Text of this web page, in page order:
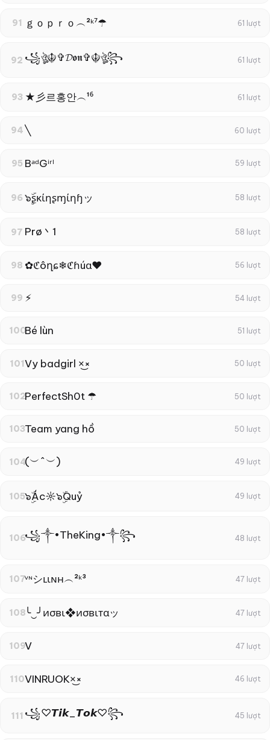
91 ｇｏｐｒｏ︵²ᵏ⁷☂ 61 lượt
92 ꧁ঔৣ☬✞𝓓𝖔𝖓✞☬ঔৣ꧂ 61 lượt
93 ★彡르홍안︵¹⁶ 61 lượt
94╲ 60 lượt
95 BᵃᵈGⁱʳˡ 59 lượt
96 ๖ۣۜʂκίηʂɱίηɧッ 58 lượt
97 Prø丶1 58 lượt
98 ✿ℭôղɕ❄ℭɦúɑ❤ 56 lượt
99 ⚡︎ 54 lượt
100Bé lùn 51 lượt
101 Vy badgirl ×͜× 50 lượt
102PerfectSh0t ☂ 50 lượt
103Team yang hồ 50 lượt
104(︶^︶) 49 lượt
105๖ۣۜÁc☼๖ۣۜQuỷ 49 lượt
106꧁༒•TheKing•༒꧂ 48 lượt
107ᵛᶰシʟιɴн︵²ᵏ³ 47 lượt
108╰‿╯иσвι❖иσвιтαッ 47 lượt
109V 47 lượt
110VINRUOK×͜× 46 lượt
111 ꧁♡︎𝙏𝙞𝙠_𝙏𝙤𝙠♡︎꧂ 45 lượt